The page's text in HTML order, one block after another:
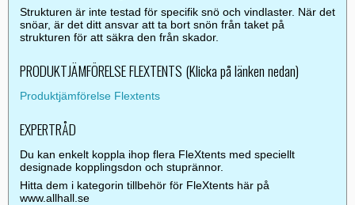
Strukturen är inte testad för specifik snö och vindlaster. När det
snöar, är det ditt ansvar att ta bort snön från taket på
strukturen för att säkra den från skador.
PRODUKTJÄMFÖRELSE FLEXTENTS (Klicka på länken nedan)
Produktjämförelse Flextents
EXPERTRÅD
Du kan enkelt koppla ihop flera FleXtents med speciellt
designade kopplingsdon och stuprännor.
Hitta dem i kategorin tillbehör för FleXtents här på
www.allhall.se